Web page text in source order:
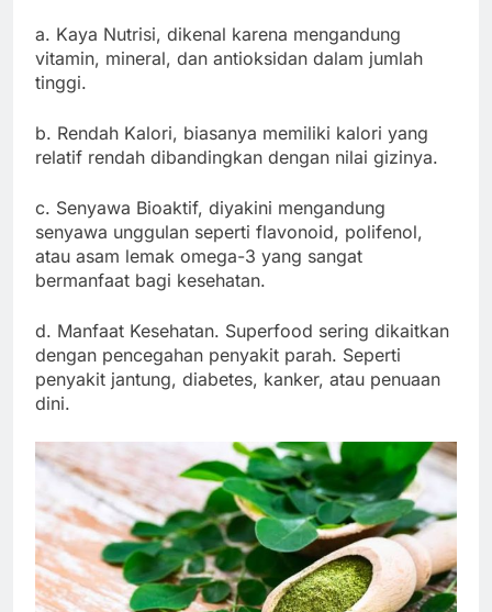
a. Kaya Nutrisi, dikenal karena mengandung
vitamin, mineral, dan antioksidan dalam jumlah
tinggi.
b. Rendah Kalori, biasanya memiliki kalori yang
relatif rendah dibandingkan dengan nilai gizinya.
c. Senyawa Bioaktif, diyakini mengandung
senyawa unggulan seperti flavonoid, polifenol,
atau asam lemak omega-3 yang sangat
bermanfaat bagi kesehatan.
d. Manfaat Kesehatan. Superfood sering dikaitkan
dengan pencegahan penyakit parah. Seperti
penyakit jantung, diabetes, kanker, atau penuaan
dini.